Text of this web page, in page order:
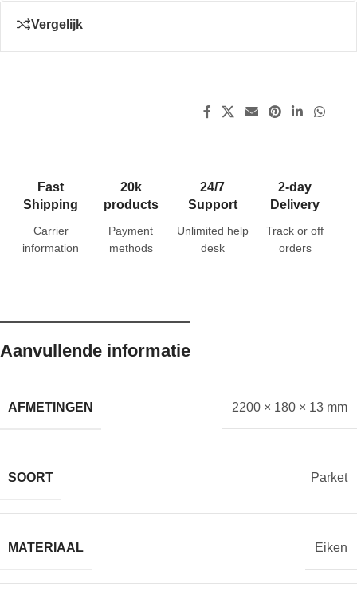
Vergelijk
Fast
Shipping
Carrier
information
20k
products
Payment
methods
24/7
Support
Unlimited help
desk
2-day
Delivery
Track or off
orders
Aanvullende informatie
AFMETINGEN 2200 × 180 × 13 mm
SOORT Parket
MATERIAAL Eiken